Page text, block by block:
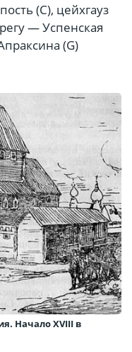
(С), цейхгауз
— Успенская
(G)
Начало XVIII в